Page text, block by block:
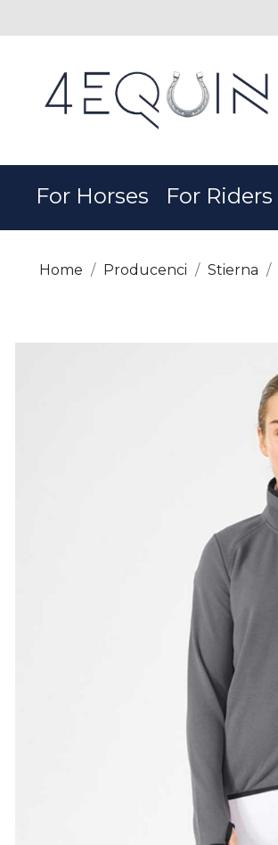
For Horses For Riders
Home Producenci Stierna